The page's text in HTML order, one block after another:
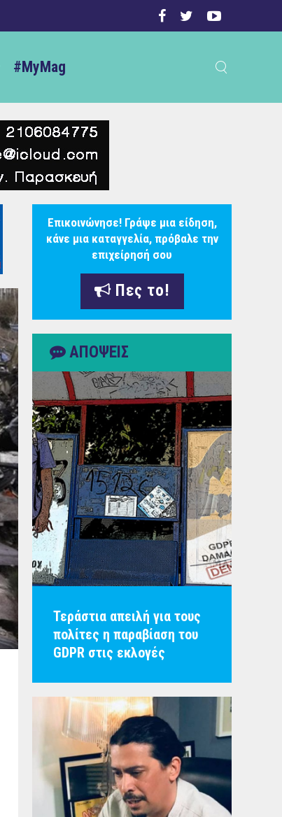
#MyMag
Επικοινώνησε! Γράψε μια είδηση,
κάνε μια καταγγελία, πρόβαλε την
επιχείρησή σου
Πες το!
ΑΠΟΨΕΙΣ
Τεράστια απειλή για τους
πολίτες η παραβίαση του
GDPR στις εκλογές